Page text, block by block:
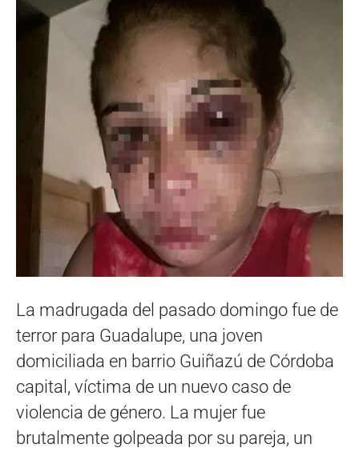
La madrugada del pasado domingo fue de
terror para Guadalupe, una joven
domiciliada en barrio Guiñazú de Córdoba
capital, víctima de un nuevo caso de
violencia de género. La mujer fue
brutalmente golpeada por su pareja, un